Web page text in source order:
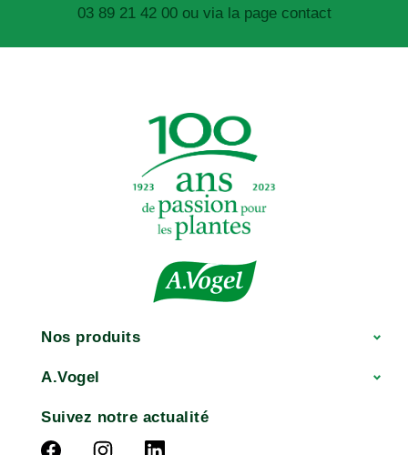
03 89 21 42 00 ou via la page contact
Nos produits
A.Vogel
Suivez notre actualité